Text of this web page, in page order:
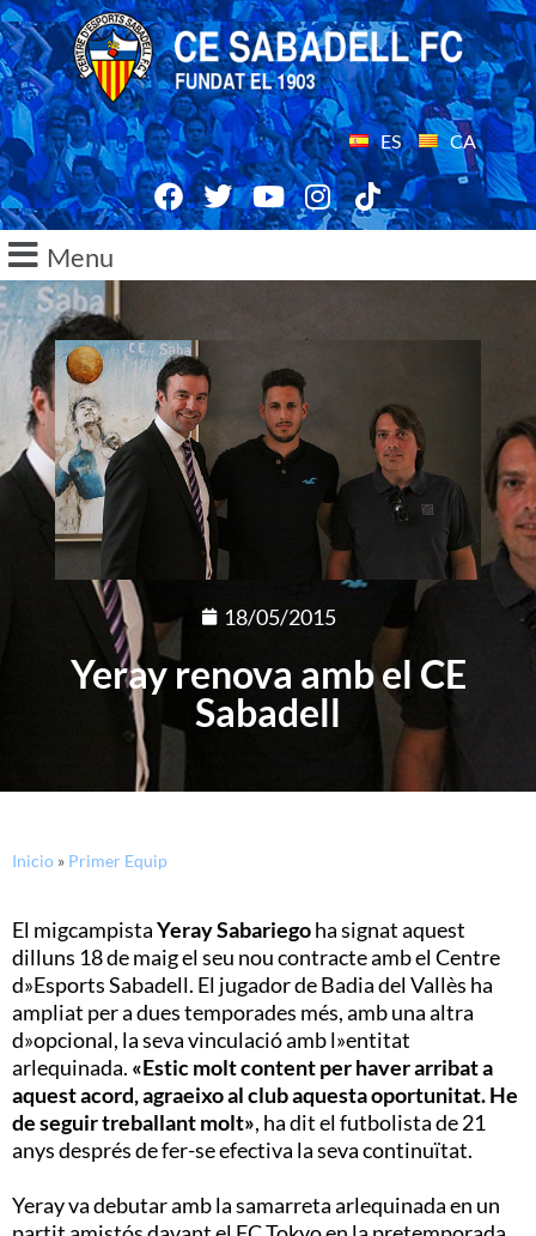
ES CA
Menu
18/05/2015
Yeray renova amb el CE
Sabadell
Inicio » Primer Equip
El migcampistaYeray Sabariegoha signat aquest
dilluns 18 de maig el seu nou contracte amb el Centre
d»Esports Sabadell. El jugador de Badia del Vallès ha
ampliat per a dues temporades més, amb una altra
d»opcional, la seva vinculació amb l»entitat
arlequinada. «Estic molt content per haver arribat a
aquest acord, agraeixo al club aquesta oportunitat. He
de seguir treballant molt», ha dit el futbolista de 21
anys després de fer-se efectiva la seva continuïtat.
Yeray va debutar amb la samarreta arlequinada en un